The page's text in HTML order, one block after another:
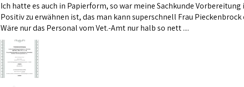
Ich hatte es auch in Papierform, so war meine Sachkunde
Positiv zu erwähnen ist, das man kann superschnell Frau
Wäre nur das Personal vom Vet.-Amt nur halb so nett ....